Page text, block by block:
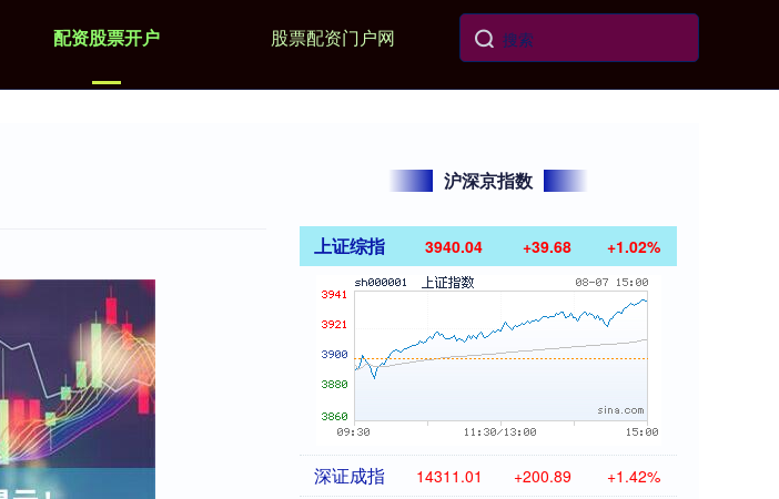
配资股票开户 股票配资门户网
沪深京指数
上证综指 3940.04 +39.68 +1.02%
深证成指 14311.01 +200.89 +1.42%